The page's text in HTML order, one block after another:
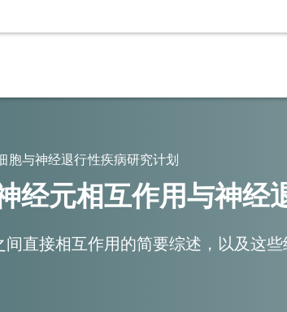
淀粉样β与tau蛋白共病理模型
运动和感觉功能
胞与神经退行性疾病研究计划
经元相互作用与神经
直接相互作用的简要综述，以及这